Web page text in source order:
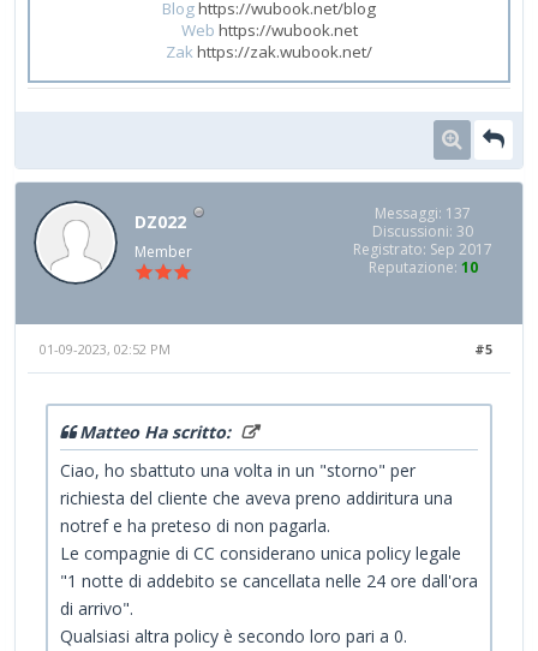
Bloghttps://wubook.net/blog
Web https://wubook.net
Zak https://zak.wubook.net/
DZ022
Member
Messaggi: 137
Discussioni: 30
Registrato: Sep 2017
Reputazione: 10
#5
01-09-2023, 02:52 PM
Matteo Ha scritto:
Ciao, ho sbattuto una volta in un "storno" per
richiesta del cliente che aveva preno addiritura una
notref e ha preteso di non pagarla.
Le compagnie di CC considerano unica policy legale
"1 notte di addebito se cancellata nelle 24 ore dall'ora
di arrivo".
Qualsiasi altra policy è secondo loro pari a 0.